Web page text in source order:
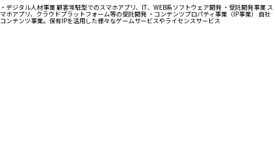
・デジタル人材事業 顧客常駐型でのスマホアプリ、IT、WEB系ソフトウェア開発 ・受託開発事業 ス
マホアプリ、クラウドプラットフォーム等の受託開発 ・コンテンツプロパティ事業（IP事業） 自社
コンテンツ事業。保有IPを活用した様々なゲームサービスやライセンスサービス